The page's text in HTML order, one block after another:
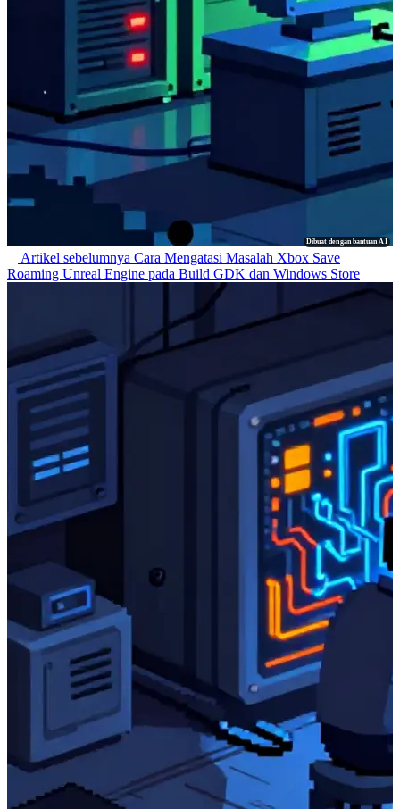
Dibuat dengan bantuan AI
Artikel sebelumnya Cara Mengatasi Masalah Xbox Save
Roaming Unreal Engine pada Build GDK dan Windows Store